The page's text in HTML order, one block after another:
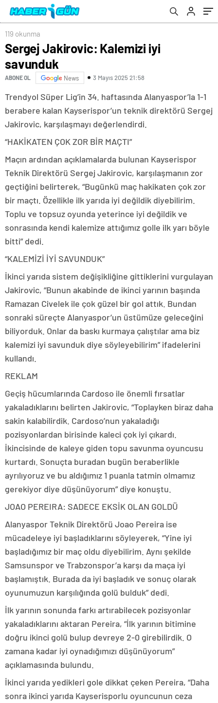
119 okunma
Sergej Jakirovic: Kalemizi iyi
savunduk
ABONE OL News 3 Mayıs 2025 21:58
Trendyol Süper Lig’in 34. haftasında Alanyaspor’la 1-1
berabere kalan Kayserispor’un teknik direktörü Sergej
Jakirovic, karşılaşmayı değerlendirdi.
“HAKİKATEN ÇOK ZOR BİR MAÇTI”
Maçın ardından açıklamalarda bulunan Kayserispor
Teknik Direktörü Sergej Jakirovic, karşılaşmanın zor
geçtiğini belirterek, “Bugünkü maç hakikaten çok zor
bir maçtı. Özellikle ilk yarıda iyi değildik diyebilirim.
Toplu ve topsuz oyunda yeterince iyi değildik ve
sonrasında kendi kalemize attığımız golle ilk yarı böyle
bitti” dedi.
“KALEMİZİ İYİ SAVUNDUK”
İkinci yarıda sistem değişikliğine gittiklerini vurgulayan
Jakirovic, “Bunun akabinde de ikinci yarının başında
Ramazan Civelek ile çok güzel bir gol attık. Bundan
sonraki süreçte Alanyaspor’un üstümüze geleceğini
biliyorduk. Onlar da baskı kurmaya çalıştılar ama biz
kalemizi iyi savunduk diye söyleyebilirim” ifadelerini
kullandı.
REKLAM
Geçiş hücumlarında Cardoso ile önemli fırsatlar
yakaladıklarını belirten Jakirovic, “Toplayken biraz daha
sakin kalabilirdik. Cardoso’nun yakaladığı
pozisyonlardan birisinde kaleci çok iyi çıkardı.
İkincisinde de kaleye giden topu savunma oyuncusu
kurtardı. Sonuçta buradan bugün beraberlikle
ayrılıyoruz ve bu aldığımız 1 puanla tatmin olmamız
gerekiyor diye düşünüyorum” diye konuştu.
JOAO PEREIRA: SADECE EKSİK OLAN GOLDÜ
Alanyaspor Teknik Direktörü Joao Pereira ise
mücadeleye iyi başladıklarını söyleyerek, “Yine iyi
başladığımız bir maç oldu diyebilirim. Aynı şekilde
Samsunspor ve Trabzonspor’a karşı da maça iyi
başlamıştık. Burada da iyi başladık ve sonuç olarak
oyunumuzun karşılığında golü bulduk” dedi.
İlk yarının sonunda farkı artırabilecek pozisyonlar
yakaladıklarını aktaran Pereira, “İlk yarının bitimine
doğru ikinci golü bulup devreye 2-0 girebilirdik. O
zamana kadar iyi oynadığımızı düşünüyorum”
açıklamasında bulundu.
İkinci yarıda yedikleri gole dikkat çeken Pereira, “Daha
sonra ikinci yarıda Kayserisporlu oyuncunun ceza